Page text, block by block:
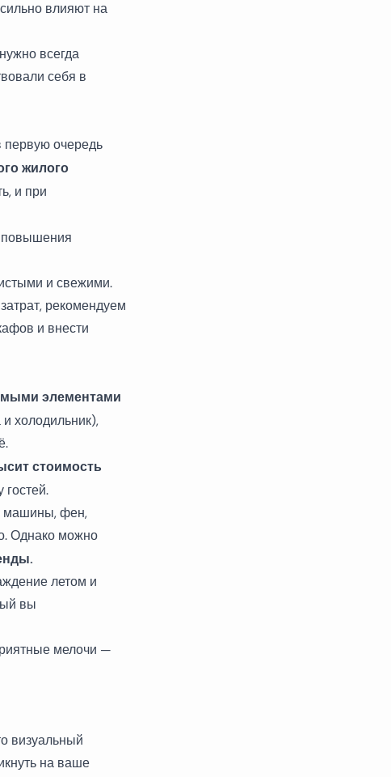
влияют на
всегда
себя в
первую очередь
жилого
и при
и свежими.
рекомендуем
и внести
элементами
холодильник),
стоимость
гостей.
машины, фен,
Однако можно
летом и
вы
мелочи —
визуальный
на ваше